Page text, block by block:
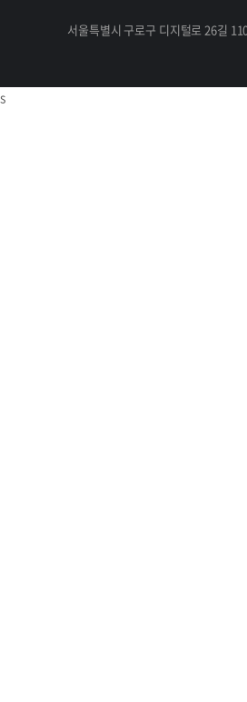
서울특별시 구로구 디지털로 26
s